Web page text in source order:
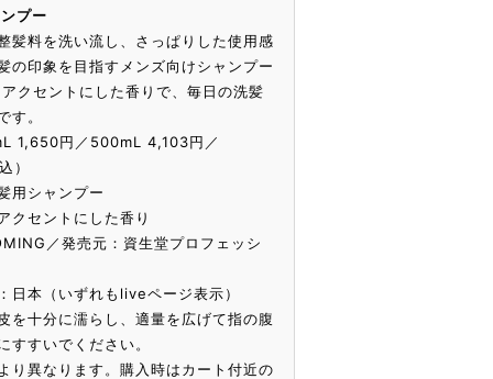
プー
髪料を洗い流し、さっぱりした使用感
の印象を目指すメンズ向けシャンプー
クセントにした香りで、毎日の洗髪
す。
1,650円／500mL 4,103円／
）
用シャンプー
クセントにした香り
／発売元：資生堂プロフェッシ
日本（いずれもliveページ表示）
を十分に濡らし、適量を広げて指の腹
すすいでください。
り異なります。購入時はカート付近の